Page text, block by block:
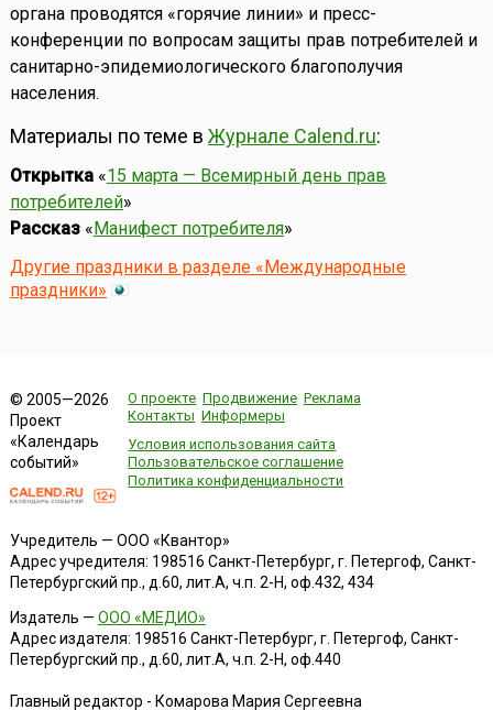
органа проводятся «горячие линии» и пресс-
конференции по вопросам защиты прав потребителей и
санитарно-эпидемиологического благополучия
населения.
Материалы по теме в Журнале Calend.ru:
Открытка«15 марта — Всемирный день прав
потребителей»
Рассказ«Манифест потребителя»
Другие праздники в разделе «Международные
праздники»
© 2005—2026
Проект
«Календарь
событий»
О проекте Продвижение Реклама
Контакты Информеры
Условия использования сайта
Пользовательское соглашение
Политика конфиденциальности
Учредитель — ООО «Квантор»
Адрес учредителя: 198516 Санкт-Петербург, г. Петергоф, Санкт-
Петербургский пр., д.60, лит.А, ч.п. 2-Н, оф.432, 434
Издатель — ООО «МЕДИО»
Адрес издателя: 198516 Санкт-Петербург, г. Петергоф, Санкт-
Петербургский пр., д.60, лит.А, ч.п. 2-Н, оф.440
Главный редактор - Комарова Мария Сергеевна